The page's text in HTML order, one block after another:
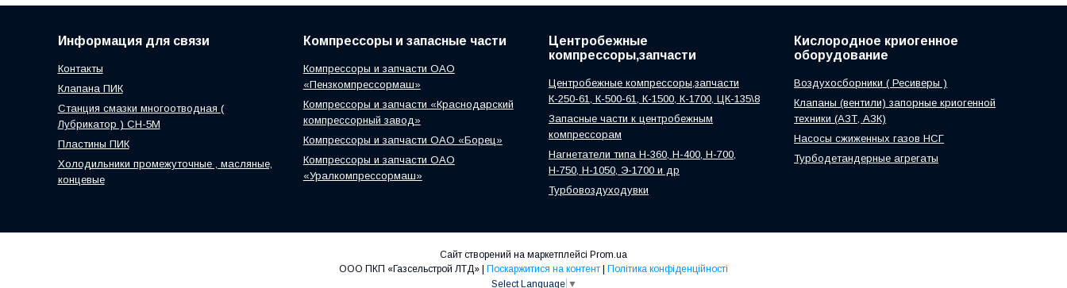
Информация для связи
Контакты
Клапана ПИК
Станция смазки многоотводная (
Лубрикатор ) СН-5М
Пластины ПИК
Холодильники промежуточные , масляные,
концевые
Компрессоры и запасные части
Компрессоры и запчасти ОАО
«Пензкомпрессормаш»
Компрессоры и запчасти «Краснодарский
компрессорный завод»
Компрессоры и запчасти ОАО «Борец»
Компрессоры и запчасти ОАО
«Уралкомпрессормаш»
Центробежные
компрессоры,запчасти
Центробежные компрессоры,запчасти
К-250-61, К-500-61, К-1500, К-1700, ЦК-135\8
Запасные части к центробежным
компрессорам
Нагнетатели типа Н-360, Н-400, Н-700,
Н-750, Н-1050, Э-1700 и др
Турбовоздуходувки
Кислородное криогенное
оборудование
Воздухосборники ( Ресиверы )
Клапаны (вентили) запорные криогенной
техники (АЗТ, АЗК)
Насосы сжиженных газов НСГ
Турбодетандерные агрегаты
Сайт створений на маркетплейсі Prom.ua
Поскаржитися на контент
Політика конфіденційності
Select Language ▼